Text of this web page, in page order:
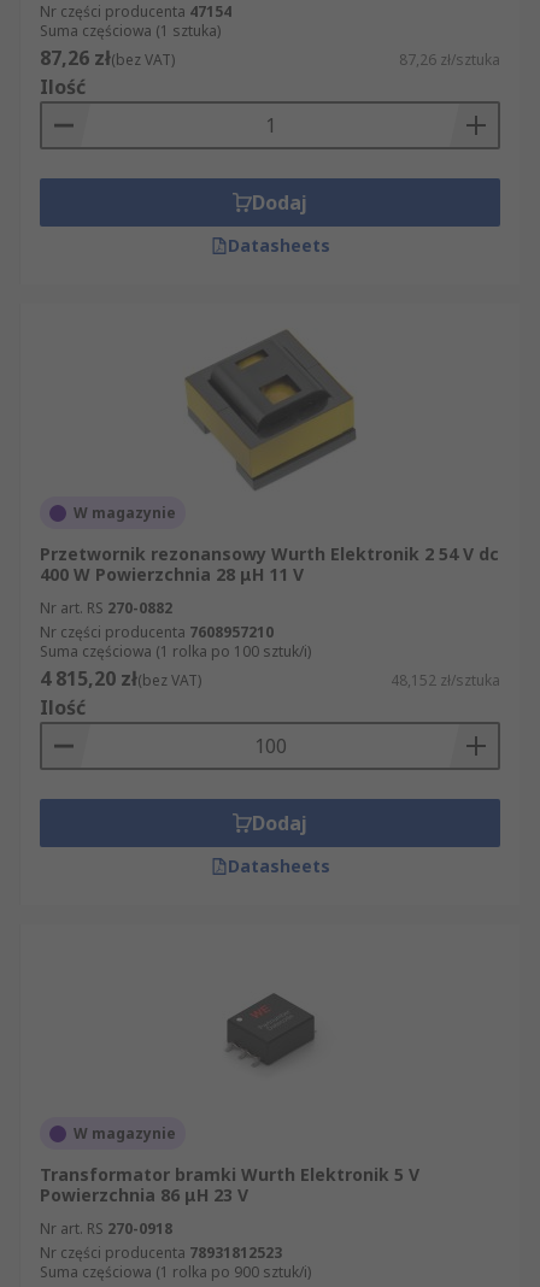
Nr części producenta 47154
Suma częściowa (1 sztuka)
87,26 zł(bez VAT) 87,26 zł/sztuka
Ilość
Dodaj
Datasheets
W magazynie
Przetwornik rezonansowy Wurth Elektronik 2 54 V dc
400 W Powierzchnia 28 μH 11 V
Nr art. RS 270-0882
Nr części producenta 7608957210
Suma częściowa (1 rolka po 100 sztuk/i)
4 815,20 zł(bez VAT) 48,152 zł/sztuka
Ilość
Dodaj
Datasheets
W magazynie
Transformator bramki Wurth Elektronik 5 V
Powierzchnia 86 μH 23 V
Nr art. RS 270-0918
Nr części producenta 78931812523
Suma częściowa (1 rolka po 900 sztuk/i)